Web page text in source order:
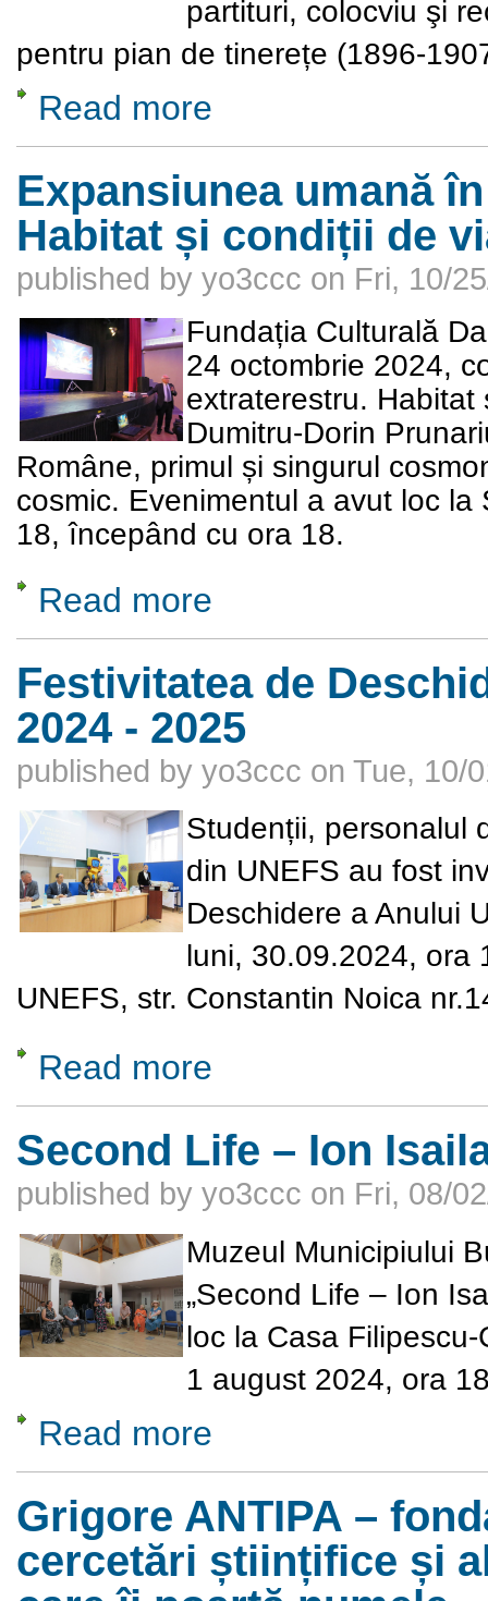
partituri, colocviu şi
pentru pian de tinerețe (1896-
Read more
Expansiunea umană
Habitat și condiții de
published by yo3ccc on Fri, 10/
Fundația Culturală
24 octombrie 2024,
extraterestru. Habitat
Dumitru-Dorin
Române, primul și singurul
cosmic. Evenimentul a avut loc la
18, începând cu ora 18.
Read more
Festivitatea de
2024 - 2025
published by yo3ccc on Tue, 10/
Studenții, personalul
din UNEFS au fost
Deschidere a Anului
luni, 30.09.2024, ora
UNEFS, str. Constantin Noica
Read more
Second Life – Ion
published by yo3ccc on Fri, 08/
Muzeul Municipiului
„Second Life – Ion
loc la Casa
1 august 2024, ora
Read more
Grigore ANTIPA –
cercetări științifice și